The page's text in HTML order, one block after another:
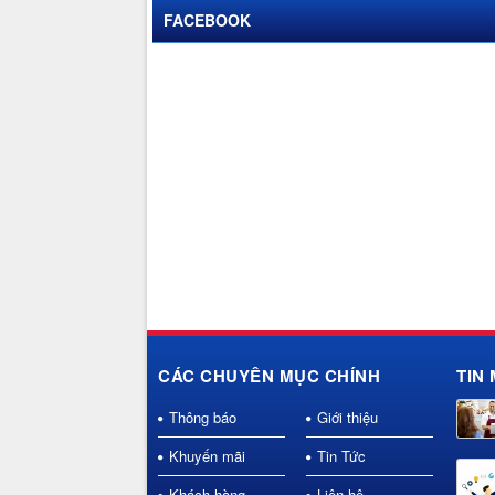
FACEBOOK
CÁC CHUYÊN MỤC CHÍNH
Thông báo
Giới thiệu
Khuyến mãi
Tin Tức
TIN